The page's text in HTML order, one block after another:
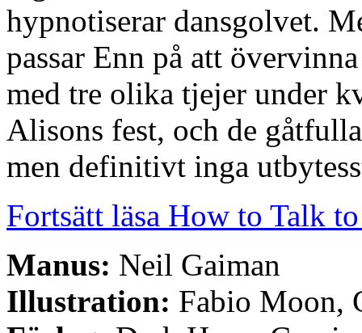
hypnotiserar dansgolvet.
passar Enn på att
med tre olika tjejer under
Alisons fest, och de
men definitivt inga
Fortsätt läsa How to Talk
Manus: Neil Gaiman
Illustration: Fabio Moon,